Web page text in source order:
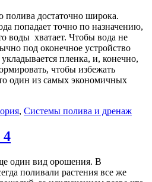
полива достаточно широка.
попадает точно по назначению,
воды хватает. Чтобы вода не
под оконечное устройство
пленка, и, конечно,
чтобы избежать
один из самых экономичных
, Системы полива и дренаж
4
один вид орошения. В
поливали растения все же